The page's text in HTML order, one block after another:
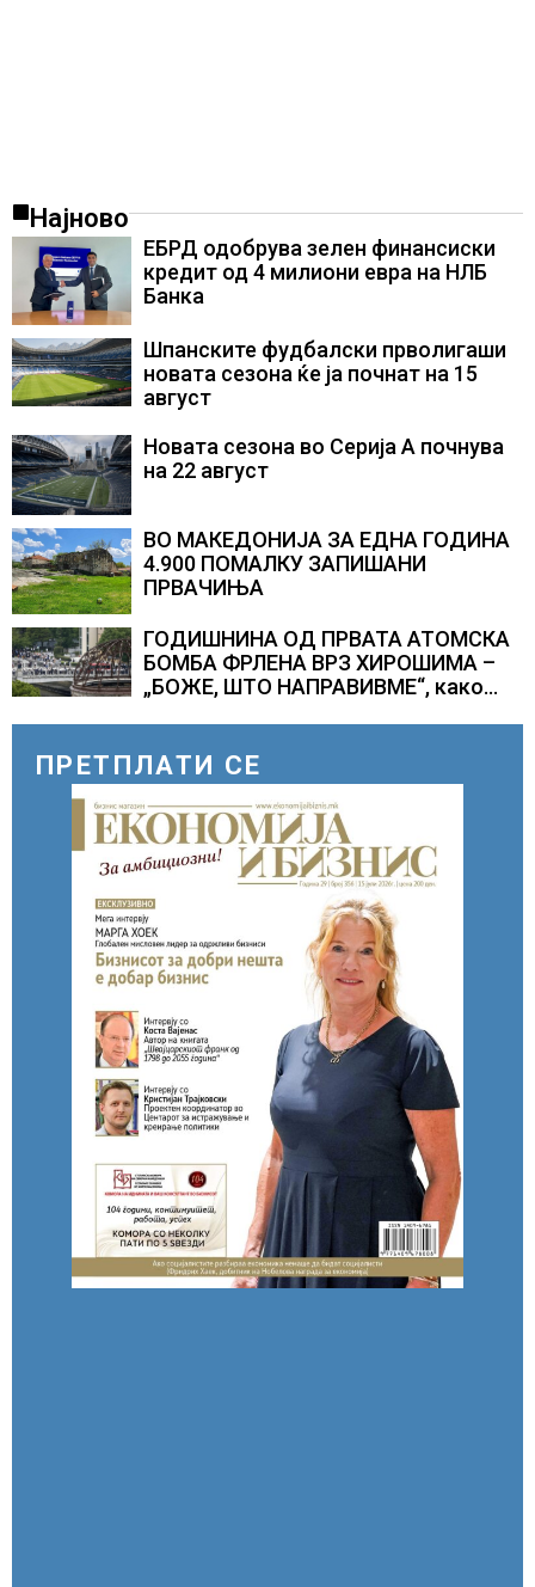
Најново
ЕБРД одобрува зелен финансиски
кредит од 4 милиони евра на НЛБ
Банка
Шпанските фудбалски прволигаши
новата сезона ќе ја почнат на 15
август
Новата сезона во Серија А почнува
на 22 август
ВО МАКЕДОНИЈА ЗА ЕДНА ГОДИНА
4.900 ПОМАЛКУ ЗАПИШАНИ
ПРВАЧИЊА
ГОДИШНИНА ОД ПРВАТА АТОМСКА
БОМБА ФРЛЕНА ВРЗ ХИРОШИМА –
„БОЖЕ, ШТО НАПРАВИВМЕ“, како
бомбардирањето го доживуваа овој
настан што го промени текот на
историјата
ПРЕТПЛАТИ СЕ